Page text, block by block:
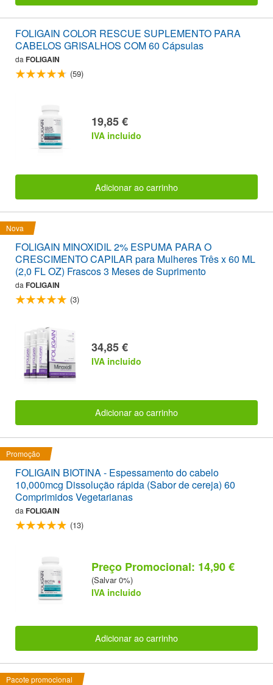
FOLIGAIN COLOR RESCUE SUPLEMENTO PARA
CABELOS GRISALHOS COM 60 Cápsulas
da FOLIGAIN
(59)
19,85 €
IVA incluido
Adicionar ao carrinho
Nova
FOLIGAIN MINOXIDIL 2% ESPUMA PARA O
CRESCIMENTO CAPILAR para Mulheres Três x 60 ML
(2,0 FL OZ) Frascos 3 Meses de Suprimento
da FOLIGAIN
(3)
34,85 €
IVA incluido
Adicionar ao carrinho
Promoção
FOLIGAIN BIOTINA - Espessamento do cabelo
10,000mcg Dissolução rápida (Sabor de cereja) 60
Comprimidos Vegetarianas
da FOLIGAIN
(13)
Preço Promocional: 14,90 €
(Salvar 0%)
IVA incluido
Adicionar ao carrinho
Pacote promocional